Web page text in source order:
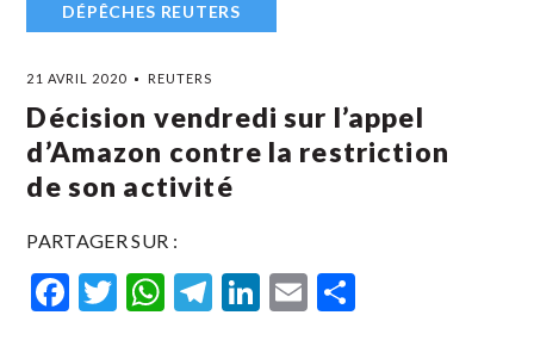
DÉPÊCHES REUTERS
21 AVRIL 2020 REUTERS
Décision vendredi sur l’appel
d’Amazon contre la restriction
de son activité
PARTAGER SUR :
Facebook
Twitter
WhatsApp
Telegram
LinkedIn
Email